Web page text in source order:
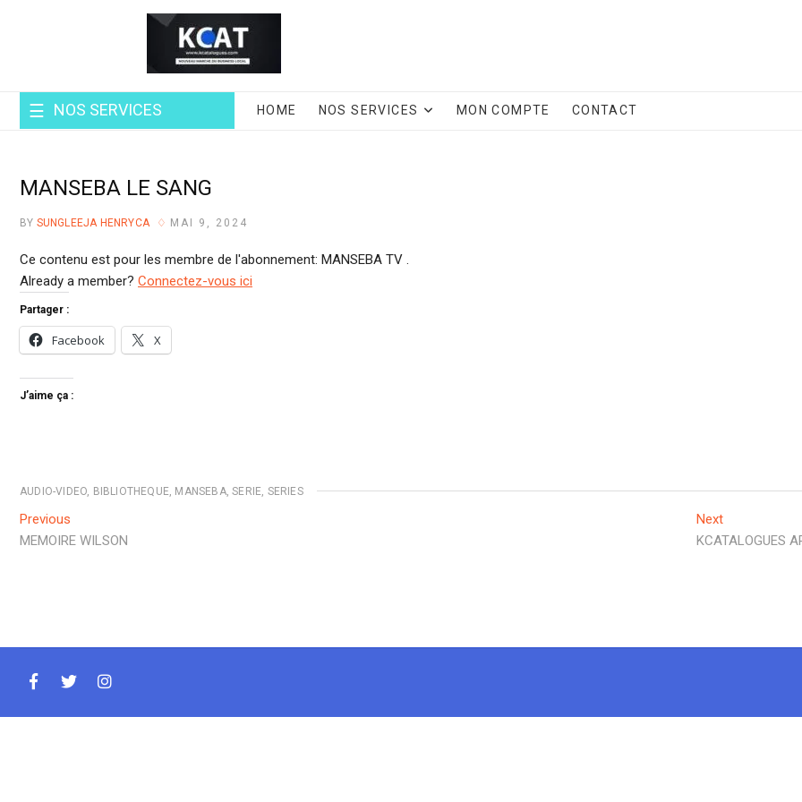
NOS SERVICES HOME NOS SERVICES MON COMPTE CONTACT
MANSEBA LE SANG
BY SUNGLEEJA HENRYCA MAI 9, 2024
Ce contenu est pour les membre de l'abonnement: MANSEBA TV .
Already a member? Connectez-vous ici
Partager :
Facebook X
J’aime ça :
AUDIO-VIDEO BIBLIOTHEQUE MANSEBA,SERIE SERIES
Navigation
de
Previous
post:
MEMOIRE WILSON
NextNext
post:
KCATALOGUES
facebook
twitterinstagram